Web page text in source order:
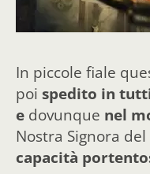
In piccole fiale
poi spedito in
e dovunque nel
Nostra Signora del
capacità